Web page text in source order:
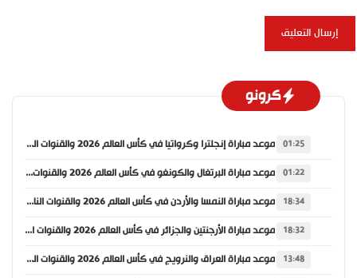
كرونو
01:25 موعد مباراة إنجلترا وكرواتيا في كأس العالم 2026 والقنوات الناقلة
01:22 موعد مباراة البرتغال والكونغو في كأس العالم 2026 والقنوات الناقلة
18:34 موعد مباراة النمسا والأردن في كأس العالم 2026 والقنوات الناقلة
18:32 موعد مباراة الأرجنتين والجزائر في كأس العالم 2026 والقنوات الناقلة
13:48 موعد مباراة العراق والنرويج في كأس العالم 2026 والقنوات الناقلة